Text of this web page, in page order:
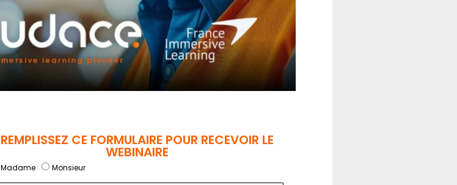
REMPLISSEZ CE FORMULAIRE POUR RECEVOIR LE
WEBINAIRE
Madame Monsieur